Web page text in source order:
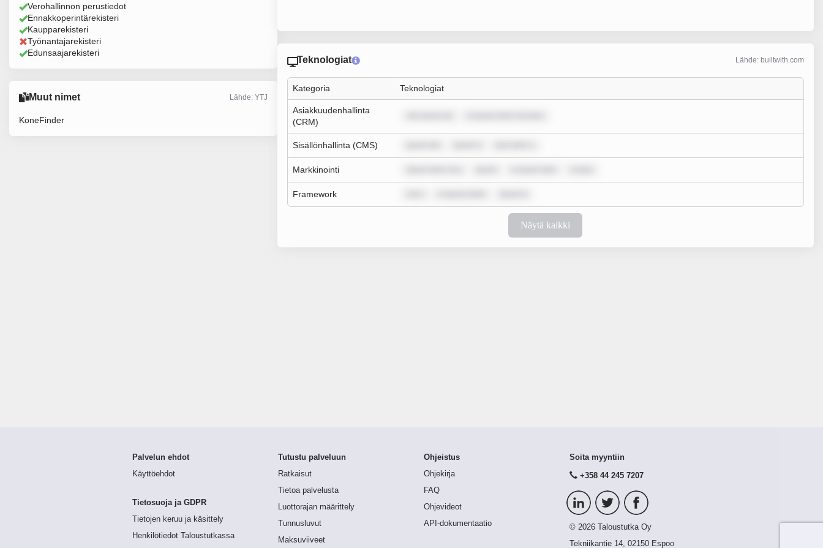
Verohallinnon perustiedot
Ennakkoperintärekisteri
Kaupparekisteri
Työnantajarekisteri
Edunsaajarekisteri
Muut nimet Lähde: YTJ
KoneFinder
Teknologiat Lähde: builtwith.com
Kategoria Teknologiat
Asiakkuudenhallinta
(CRM)
Sisällönhallinta (CMS)
Markkinointi
Framework
Näytä kaikki
Palvelun ehdot
Käyttöehdot
Tietosuoja ja GDPR
Tietojen keruu ja käsittely
Henkilötiedot Taloustutkassa
Tutustu palveluun
Ratkaisut
Tietoa palvelusta
Luottorajan määrittely
Tunnusluvut
Maksuviiveet
Ohjeistus
Ohjekirja
FAQ
Ohjevideot
API-dokumentaatio
Soita myyntiin
+358 44 245 7207
© 2026 Taloustutka Oy
Tekniikantie 14, 02150 Espoo